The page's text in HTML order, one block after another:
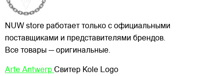
NUW store работает только с официальными
поставщиками и представителями брендов.
Все товары — оригинальные.
Arte Antwerp Свитер Kole Logo